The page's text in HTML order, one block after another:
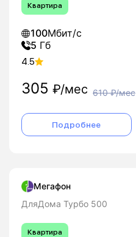
Квартира
100Мбит/с
5 Гб
4.5
305 ₽/мес 610₽/мес
Подробнее
Мегафон
ДляДома Турбо 500
Квартира